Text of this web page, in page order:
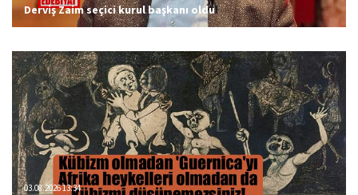
Derviş Zaim seçici kurul başkanı oldu
03.08.2026 13:34